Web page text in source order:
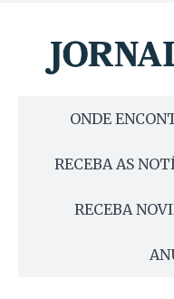
ONDE
RECEBA AS
RECEBA